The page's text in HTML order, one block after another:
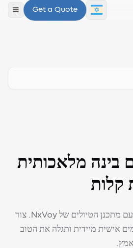
Get a Quote
פתח
בינה מלאכותית
קלות
חווה את עתיד הנסיעות עם מתכנן הטיולים של NxVoy. צור
אישית מיידית ותגלה את הטוב